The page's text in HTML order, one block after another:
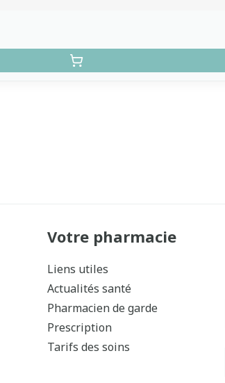
Votre pharmacie
Liens utiles
Actualités santé
Pharmacien de garde
Prescription
Tarifs des soins